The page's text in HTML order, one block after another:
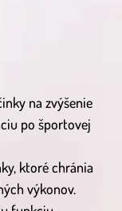
na zvýšenie
po športovej
ktoré chránia
výkonov.